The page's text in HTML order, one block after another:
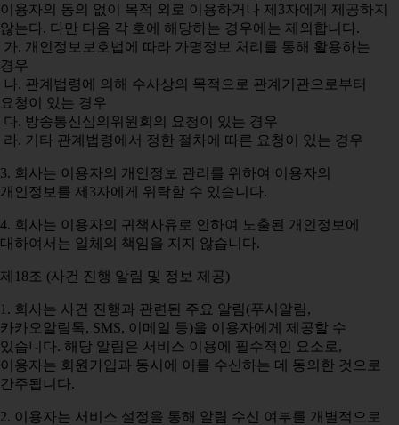
이용자의 동의 없이 목적 외로 이용하거나 제3자에게 제공하지
않는다. 다만 다음 각 호에 해당하는 경우에는 제외합니다.
가. 개인정보보호법에 따라 가명정보 처리를 통해 활용하는
경우
나. 관계법령에 의해 수사상의 목적으로 관계기관으로부터
요청이 있는 경우
다. 방송통신심의위원회의 요청이 있는 경우
라. 기타 관계법령에서 정한 절차에 따른 요청이 있는 경우
3. 회사는 이용자의 개인정보 관리를 위하여 이용자의
개인정보를 제3자에게 위탁할 수 있습니다.
4. 회사는 이용자의 귀책사유로 인하여 노출된 개인정보에
대하여서는 일체의 책임을 지지 않습니다.
제18조 (사건 진행 알림 및 정보 제공)
1. 회사는 사건 진행과 관련된 주요 알림(푸시알림,
카카오알림톡, SMS, 이메일 등)을 이용자에게 제공할 수
있습니다. 해당 알림은 서비스 이용에 필수적인 요소로,
이용자는 회원가입과 동시에 이를 수신하는 데 동의한 것으로
간주됩니다.
2. 이용자는 서비스 설정을 통해 알림 수신 여부를 개별적으로